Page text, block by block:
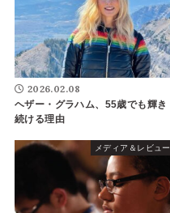
2026.02.08
ヘザー・グラハム、55歳でも輝き
続ける理由
メディア＆レビュー